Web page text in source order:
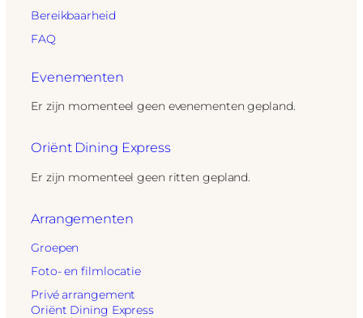
Bereikbaarheid
FAQ
Evenementen
Er zijn momenteel geen evenementen gepland.
Oriënt Dining Express
Er zijn momenteel geen ritten gepland.
Arrangementen
Groepen
Foto- en filmlocatie
Privé arrangement
Oriënt Dining Express